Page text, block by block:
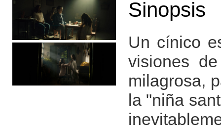
Sinopsis
Un cínico
visiones
milagrosa,
la "niña